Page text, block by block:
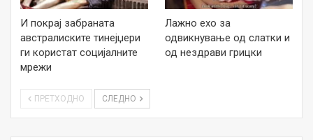
И покрај забраната
австралиските тинејџери
ги користат социјалните
мрежи
Лажно ехо за
одвикнување од слатки и
од нездрави грицки
ПРЕТХОДНО СЛЕДНО